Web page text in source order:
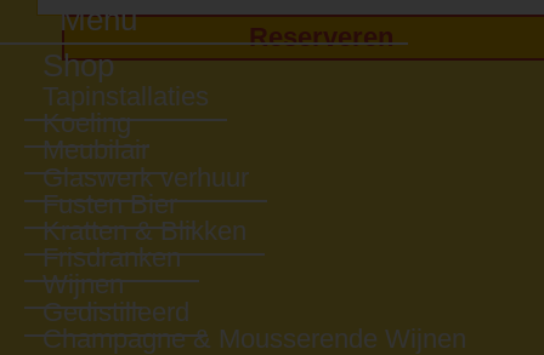
Reserveren
Menu
Shop
Tapinstallaties
Koeling
Meubilair
Glaswerk verhuur
Fusten Bier
Kratten & Blikken
Frisdranken
Wijnen
Gedistilleerd
Champagne & Mousserende Wijnen